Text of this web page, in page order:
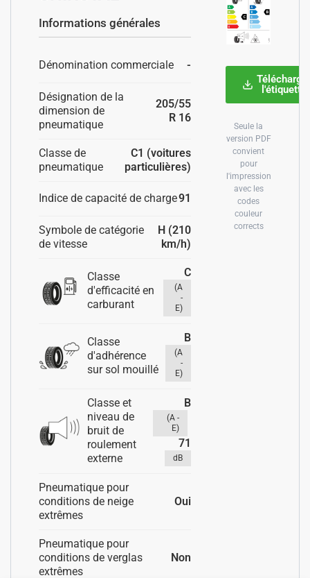
Informations générales
Dénomination commerciale -
Désignation de la
dimension de
pneumatique
205/55
R 16
Classe de
pneumatique
C1 (voitures
particulières)
Indice de capacité de charge91
Symbole de catégorie
de vitesse
H (210
km/h)
Classe
d'efficacité en
carburant
C
(A
-
E)
Classe
d'adhérence
sur sol mouillé
B
(A
-
E)
Classe et
niveau de
bruit de
roulement
externe
B
(A -
E)
71
dB
Pneumatique pour
conditions de neige
extrêmes
Oui
Pneumatique pour
conditions de verglas
extrêmes
Non
l'étiquette
Seule la
version PDF
convient
pour
l'impression
avec les
codes
couleur
corrects